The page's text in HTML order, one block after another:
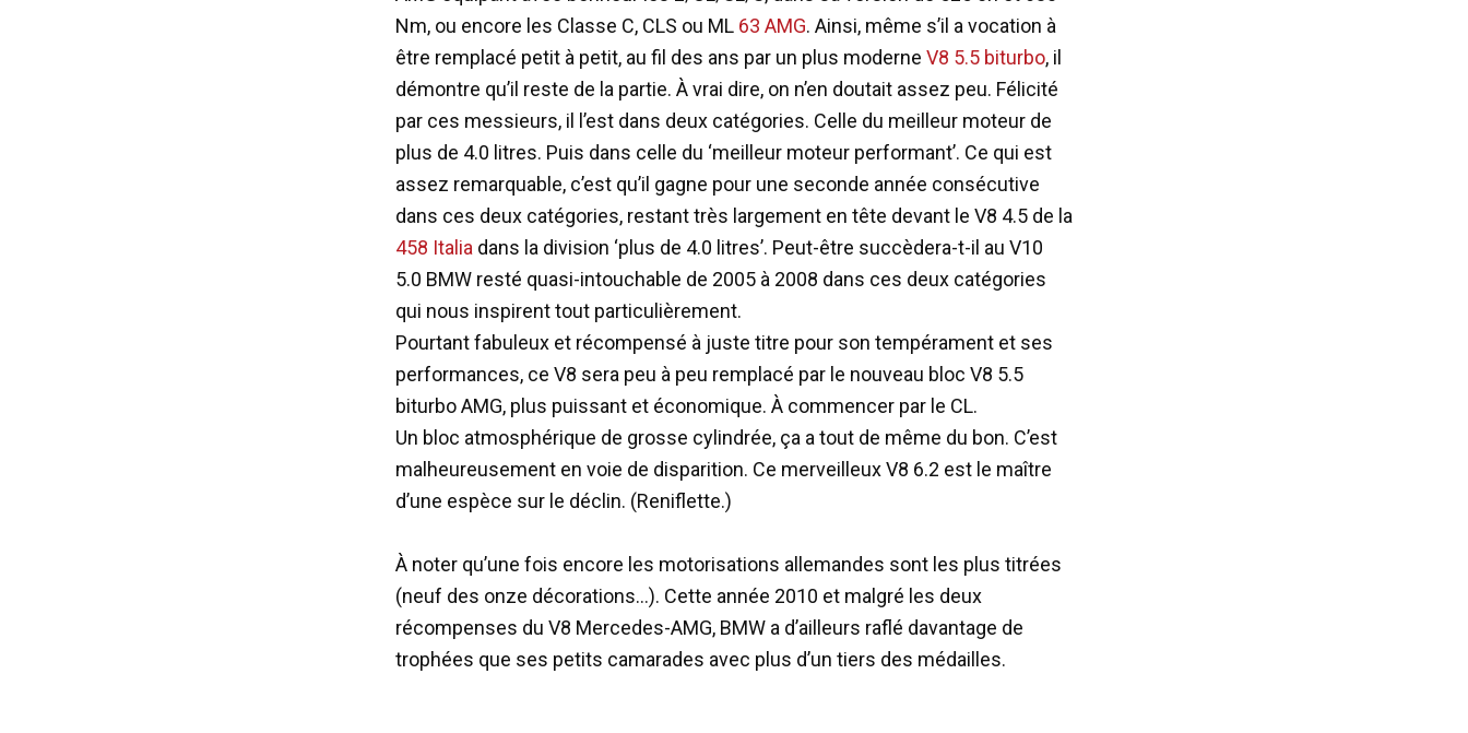
Nm, ou encore les Classe C, CLS ou ML 63 AMG. Ainsi, même s’il a vocation à
être remplacé petit à petit, au fil des ans par un plus moderne V8 5.5 biturbo, il
démontre qu’il reste de la partie. À vrai dire, on n’en doutait assez peu. Félicité
par ces messieurs, il l’est dans deux catégories. Celle du meilleur moteur de
plus de 4.0 litres. Puis dans celle du ‘meilleur moteur performant’. Ce qui est
assez remarquable, c’est qu’il gagne pour une seconde année consécutive
dans ces deux catégories, restant très largement en tête devant le V8 4.5 de la
458 Italia dans la division ‘plus de 4.0 litres’. Peut-être succèdera-t-il au V10
5.0 BMW resté quasi-intouchable de 2005 à 2008 dans ces deux catégories
qui nous inspirent tout particulièrement.
Pourtant fabuleux et récompensé à juste titre pour son tempérament et ses
performances, ce V8 sera peu à peu remplacé par le nouveau bloc V8 5.5
biturbo AMG, plus puissant et économique. À commencer par le CL.
Un bloc atmosphérique de grosse cylindrée, ça a tout de même du bon. C’est
malheureusement en voie de disparition. Ce merveilleux V8 6.2 est le maître
d’une espèce sur le déclin. (Reniflette.)
À noter qu’une fois encore les motorisations allemandes sont les plus titrées
(neuf des onze décorations…). Cette année 2010 et malgré les deux
récompenses du V8 Mercedes-AMG, BMW a d’ailleurs raflé davantage de
trophées que ses petits camarades avec plus d’un tiers des médailles.